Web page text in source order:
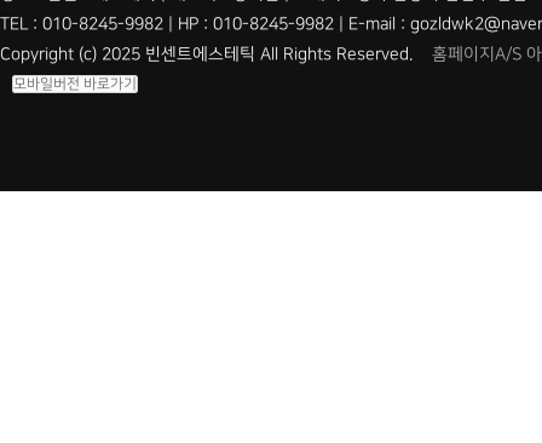
TEL : 010-8245-9982 | HP : 010-8245-9982 | E-mail :
Copyright (c) 2025 빈센트에스테틱 All Rights Reserved. 홈페이지A/S
모바일버전 바로가기